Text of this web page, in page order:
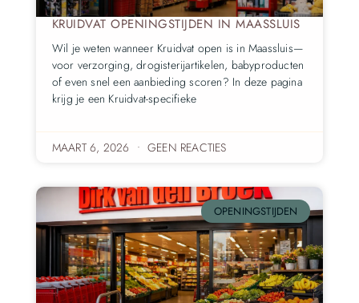
KRUIDVAT OPENINGSTIJDEN IN MAASSLUIS
Wil je weten wanneer Kruidvat open is in Maassluis—
voor verzorging, drogisterijartikelen, babyproducten
of even snel een aanbieding scoren? In deze pagina
krijg je een Kruidvat-specifieke
MAART 6, 2026 GEEN REACTIES
OPENINGSTIJDEN